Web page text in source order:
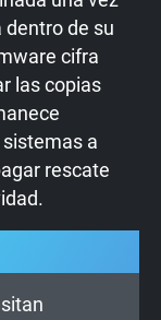
de su
cifra
las copias
a
rescate